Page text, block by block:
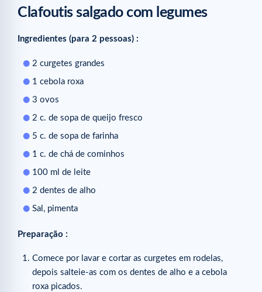
Clafoutis salgado com legumes
Ingredientes (para 2 pessoas) :
2 curgetes grandes
1 cebola roxa
3 ovos
2 c. de sopa de queijo fresco
5 c. de sopa de farinha
1 c. de chá de cominhos
100 ml de leite
2 dentes de alho
Sal, pimenta
Preparação :
Comece por lavar e cortar as curgetes em rodelas,
depois salteie-as com os dentes de alho e a cebola
roxa picados.